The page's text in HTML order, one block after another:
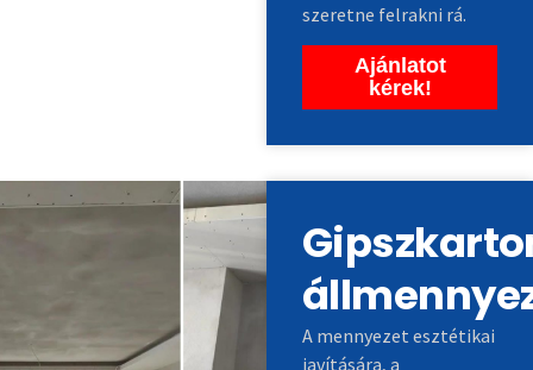
szeretne felrakni rá.
Ajánlatot
kérek!
A mennyezet esztétikai
javítására, a